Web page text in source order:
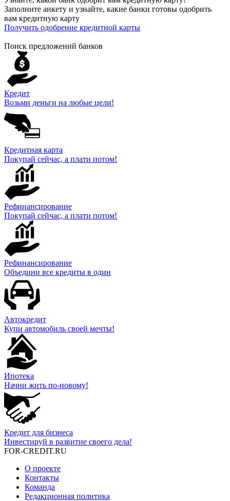
Заполните анкету и узнайте, какие банки готовы одобрить
вам кредитную карту
Получить одобрение кредитной карты
Поиск предложений банков
Кредит
Возьми деньги на любые цели!
Кредитная карта
Покупай сейчас, а плати потом!
Рефинансирование
Покупай сейчас, а плати потом!
Рефинансирование
Объедини все кредиты в один
Автокредит
Купи автомобиль своей мечты!
Ипотека
Начни жить по-новому!
Кредит для бизнеса
Инвестируй в развитие своего дела!
FOR-CREDIT.RU
О проекте
Контакты
Команда
Редакционная политика